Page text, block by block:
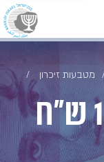
מטבעות זיכרון
היונה והארז - 1 ש״ח